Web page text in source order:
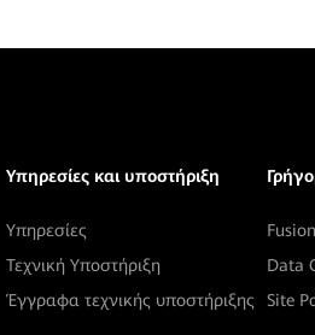
Υπηρεσίες και υποστήριξη
Υπηρεσίες
Τεχνική Yποστήριξη
Έγγραφα τεχνικής υποστήριξης
Data
Site